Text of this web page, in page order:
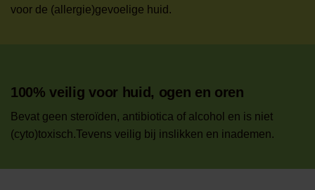
voor de (allergie)gevoelige huid.
100% veilig voor huid, ogen en oren
Bevat geen steroïden, antibiotica of alcohol en is niet
(cyto)toxisch.Tevens veilig bij inslikken en inademen.